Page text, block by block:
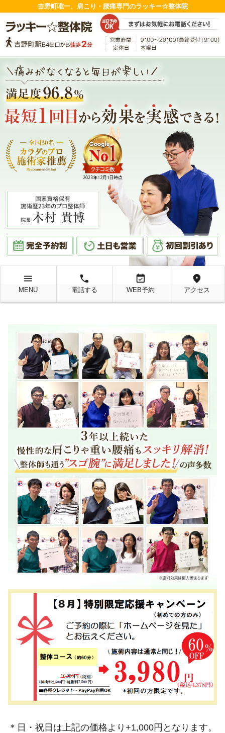
吉野町唯一、肩こり・腰痛専門のラッキー☆整体院
menu
MENU
local_phone
電話する
event_available
WEB予約
location_on
アクセス
＊日・祝日は上記の価格より+1,000円となります。